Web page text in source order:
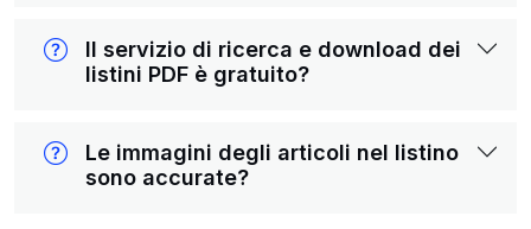
Il servizio di ricerca e download dei
listini PDF è gratuito?
Le immagini degli articoli nel listino
sono accurate?